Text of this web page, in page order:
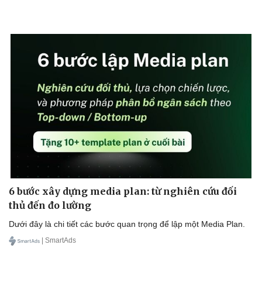
6 bước xây dựng media plan: từ nghiên cứu đối
thủ đến đo lường
Dưới đây là chi tiết các bước quan trọng để lập một Media Plan.
| SmartAds